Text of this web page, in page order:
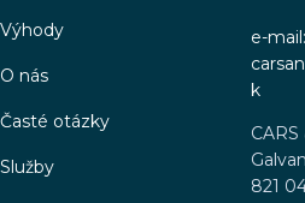
Výhody
O nás
Časté otázky
Služby
e-mail:
k
CARS
821